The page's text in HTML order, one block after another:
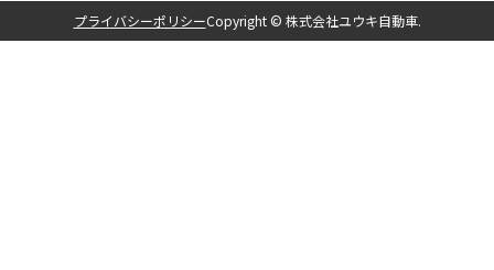
プライバシーポリシーCopyright © 株式会社ユウキ自動車.